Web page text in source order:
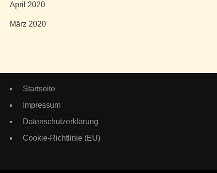
April 2020
März 2020
Startseite
Impressum
Datenschutzerklärung
Cookie-Richtlinie (EU)